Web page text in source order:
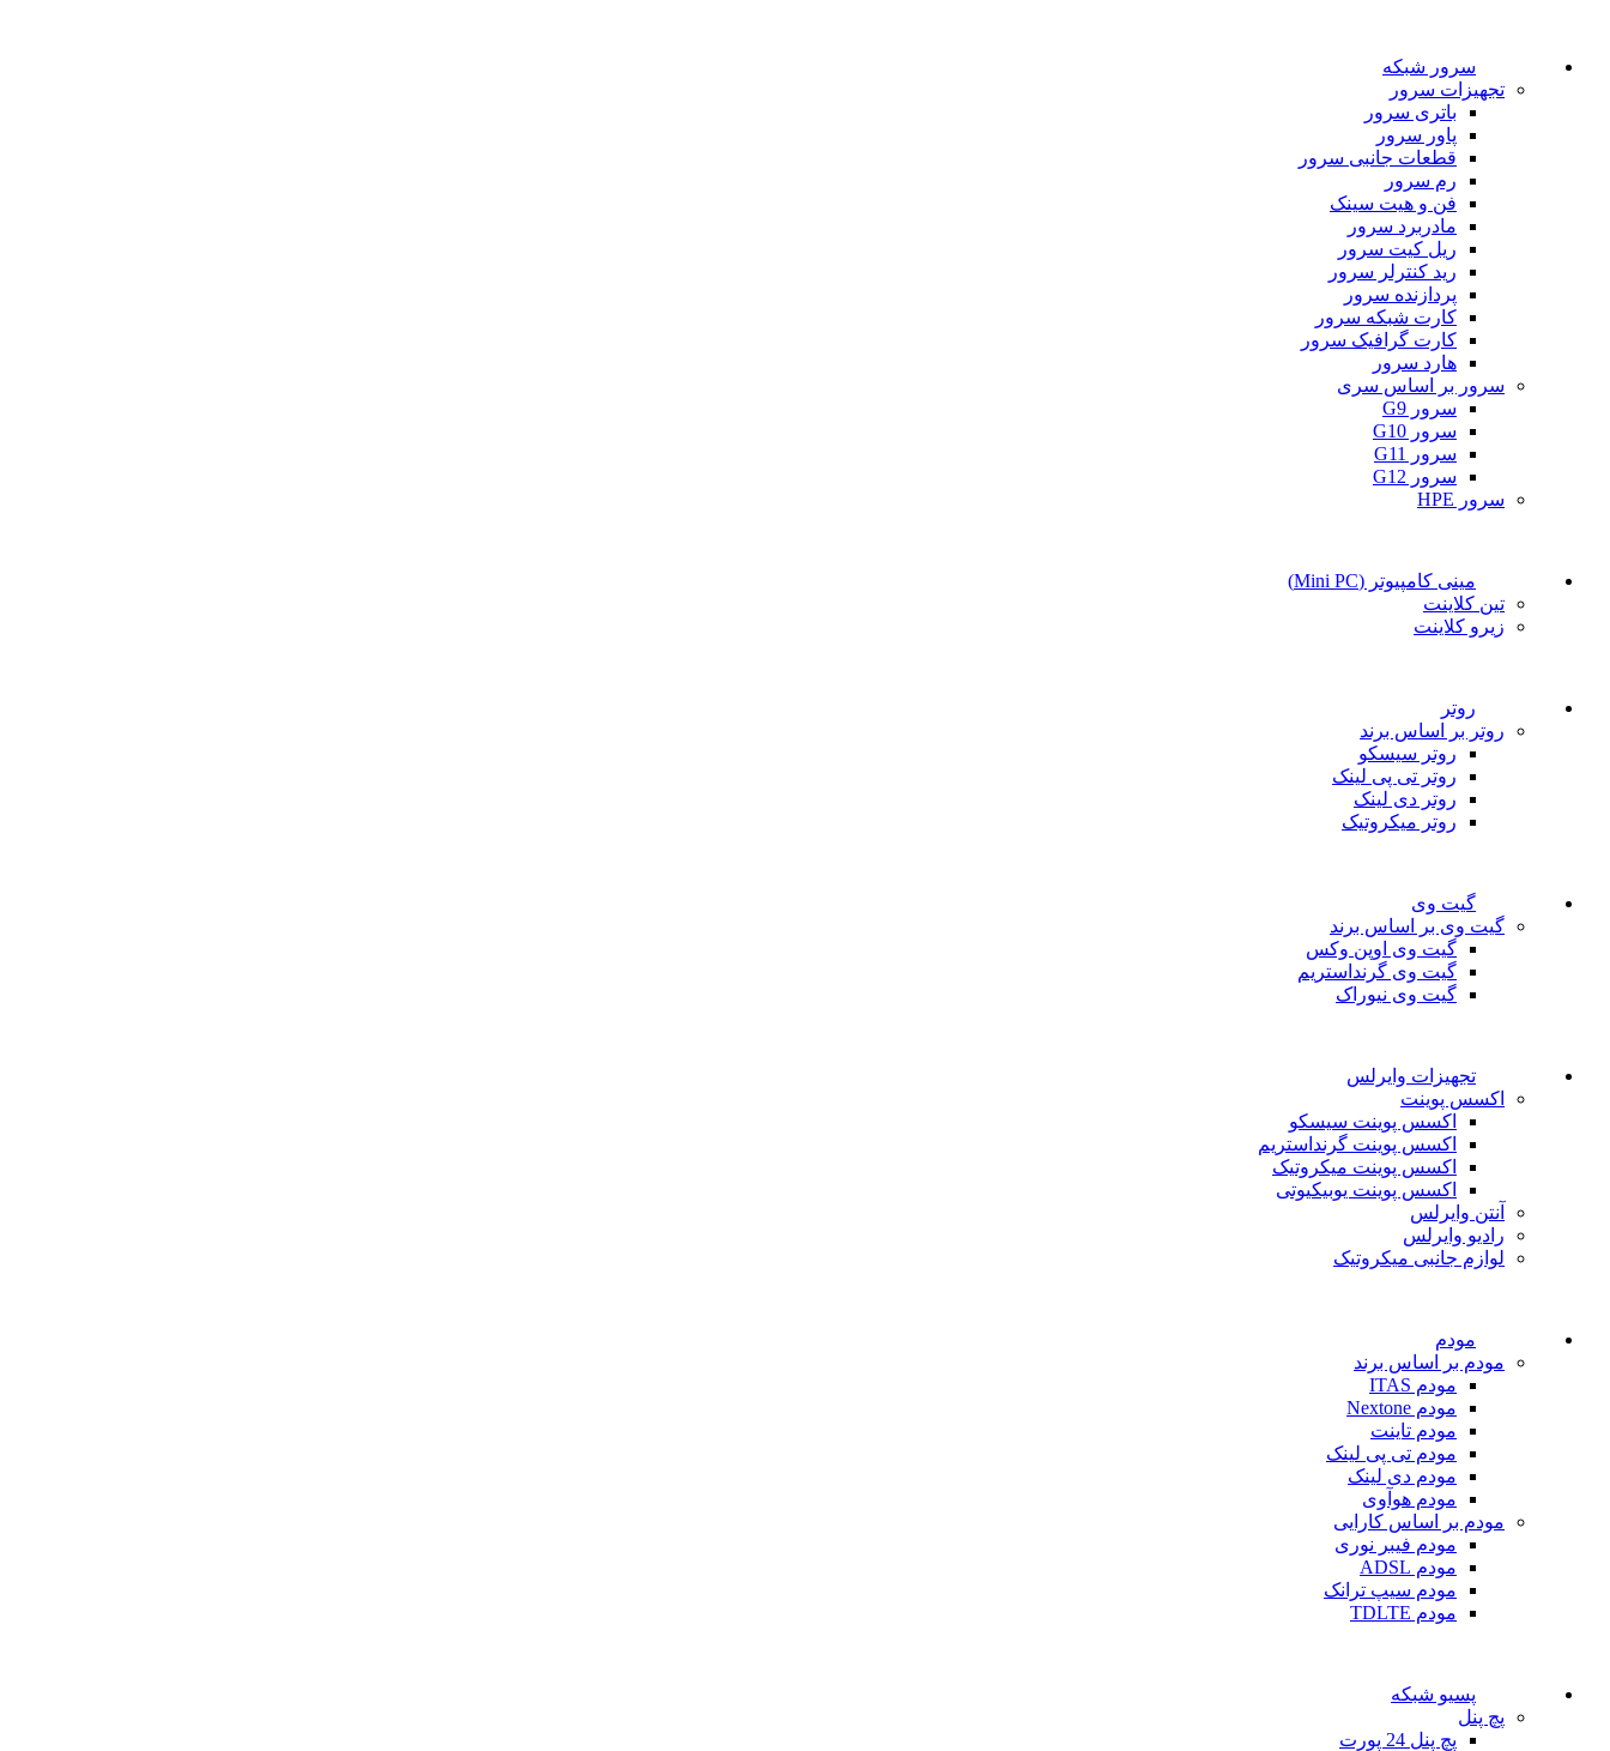
سرور شبکه
تجهیزات سرور
باتری سرور
پاور سرور
قطعات جانبی سرور
رم سرور
فن و هیت سینک
مادربرد سرور
ریل کیت سرور
رید کنترلر سرور
پردازنده سرور
کارت شبکه سرور
کارت گرافیک سرور
هارد سرور
سرور بر اساس سری
سرور G9
سرور G10
سرور G11
سرور G12
سرور HPE
مینی کامپیوتر (Mini PC)
تین کلاینت
زیرو کلاینت
روتر
روتر بر اساس برند
روتر سیسکو
روتر تی پی لینک
روتر دی لینک
روتر میکروتیک
گیت وی
گیت وی بر اساس برند
گیت وی اوپن وکس
گیت وی گرنداستریم
گیت وی نیوراک
تجهیزات وایرلس
اکسس پوینت
اکسس پوینت سیسکو
اکسس پوینت گرنداستریم
اکسس پوینت میکروتیک
اکسس پوینت یوبیکیوتی
آنتن وایرلس
رادیو وایرلس
لوازم جانبی میکروتیک
مودم
مودم بر اساس برند
مودم ITAS
مودم Nextone
مودم تاینت
مودم تی پی لینک
مودم دی لینک
مودم هوآوی
مودم بر اساس کارایی
مودم فیبر نوری
مودم ADSL
مودم سیپ ترانک
مودم TDLTE
پسیو شبکه
پچ پنل
پچ پنل 24 پورت